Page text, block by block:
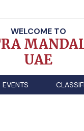
WELCOME TO
UAE
EVENTS